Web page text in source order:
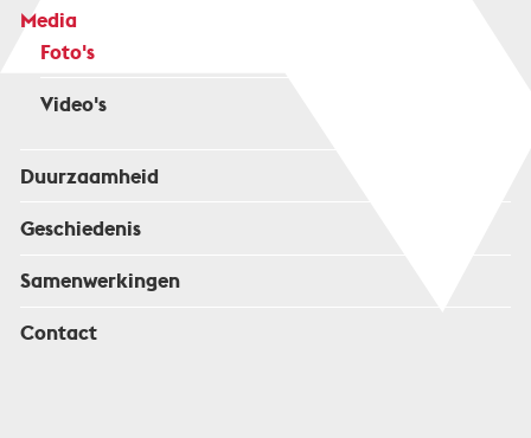
Media
Foto's
Video's
Duurzaamheid
Geschiedenis
Samenwerkingen
Contact